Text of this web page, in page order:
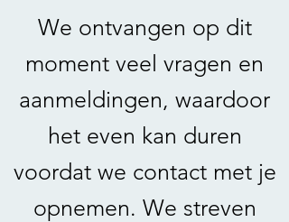
We ontvangen op dit
moment veel vragen en
aanmeldingen, waardoor
het even kan duren
voordat we contact met je
opnemen. We streven